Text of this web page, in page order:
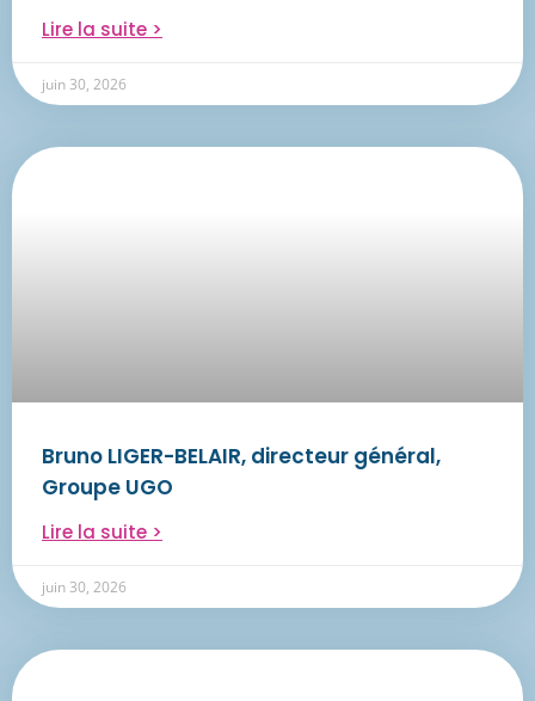
Lire la suite >
juin 30, 2026
Bruno LIGER-BELAIR, directeur général,
Groupe UGO
Lire la suite >
juin 30, 2026